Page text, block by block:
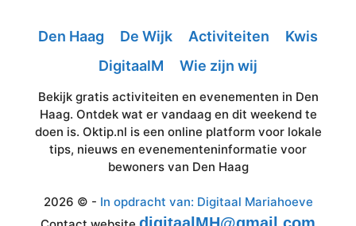
Den Haag De Wijk Activiteiten
Kwis
DigitaalM
Wie zijn wij
Bekijk gratis activiteiten en evenementen in Den
Haag. Ontdek wat er vandaag en dit weekend te
doen is. Oktip.nl is een online platform voor lokale
tips, nieuws en evenementeninformatie voor
bewoners van Den Haag
2026 © - In opdracht van: Digitaal Mariahoeve